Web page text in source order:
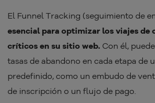
El Funnel Tracking (seguimiento de
esencial para optimizar los viajes de
críticos en su sitio web. Con él,
tasas de abandono en cada etapa de
predefinido, como un embudo de
de inscripción o un flujo de pago.